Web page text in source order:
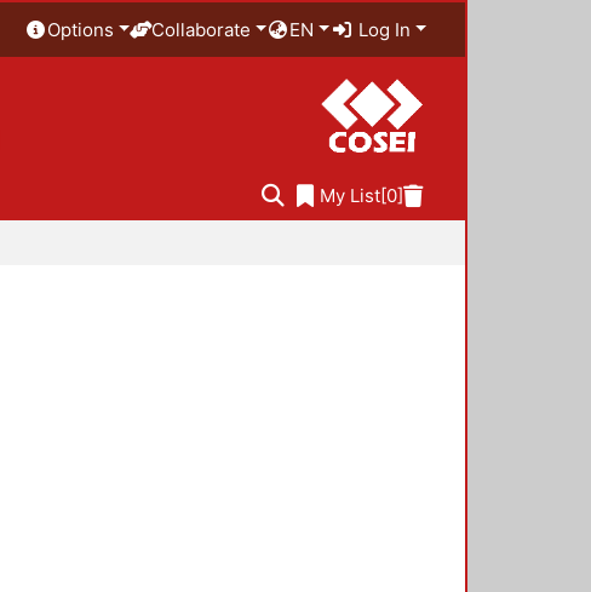
Options Collaborate EN Log In
My List[0]